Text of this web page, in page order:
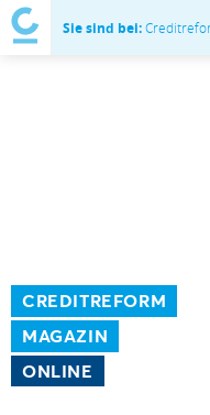
Sie sind bei:
CREDITREFORM
MAGAZIN
ONLINE